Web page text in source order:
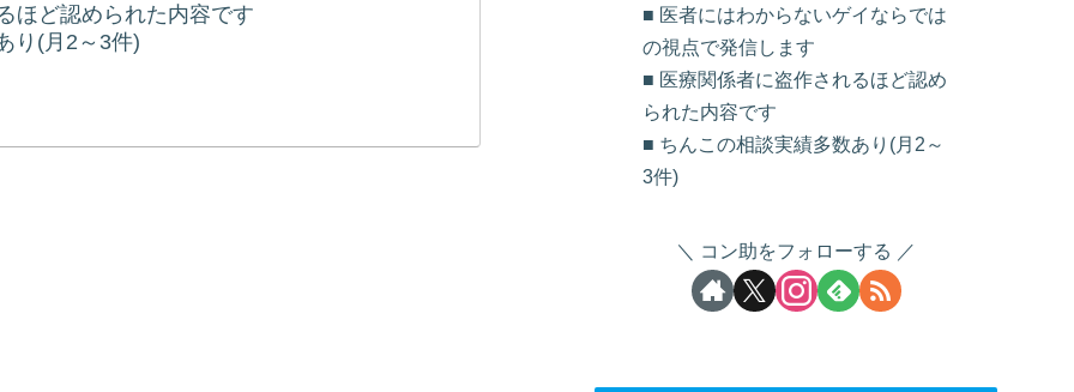
ほど認められた内容です
り(月2～3件)
■ 医者にはわからないゲイならでは
の視点で発信します
■ 医療関係者に盗作されるほど認め
られた内容です
■ ちんこの相談実績多数あり(月2～
3件)
コン助をフォローする